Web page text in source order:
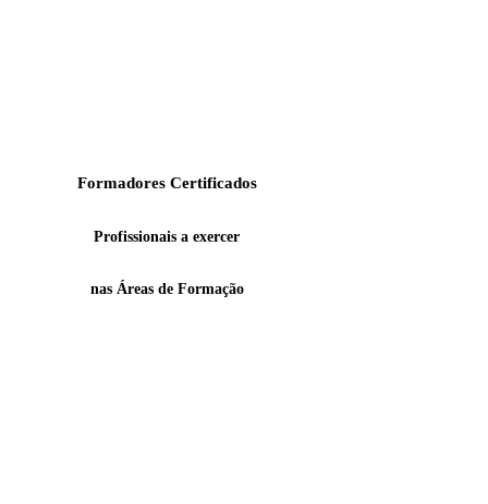
Formadores Certificados
Profissionais a exercer
nas Áreas de Formação